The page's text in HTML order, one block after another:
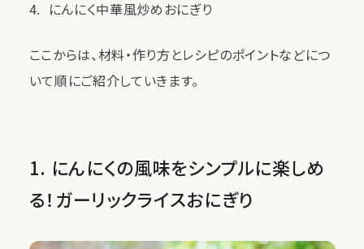
にんにく中華風炒めおにぎり
ここからは、材料・作り方とレシピのポイントなどにつ
いて順にご紹介していきます。
1. にんにくの風味をシンプルに楽しめ
る！ガーリックライスおにぎり